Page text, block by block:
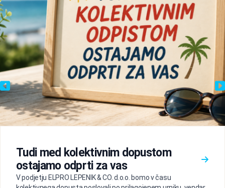
Tudi med kolektivnim dopustom
ostajamo odprti za vas
V podjetju ELPRO LEPENIK & CO. d.o.o. bomo v času